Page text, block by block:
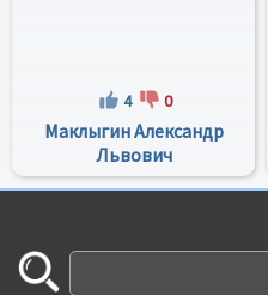
4 0
Маклыгин Александр
Львович